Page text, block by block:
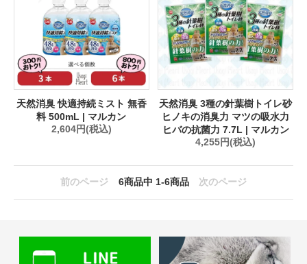
天然消臭 快適持続ミスト 無香
料 500mL | マルカン
2,604円(税込)
天然消臭 3種の針葉樹トイレ砂
ヒノキの消臭力 マツの吸水力
ヒバの抗菌力 7.7L | マルカン
4,255円(税込)
前のページ 6商品中 1-6商品 次のページ